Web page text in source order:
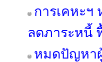
การเคหะ
ลดภาระหนี้
หมดปัญหา